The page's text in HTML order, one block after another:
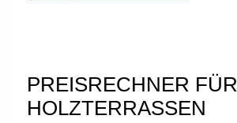
PREISRECHNER FÜR
HOLZTERRASSEN